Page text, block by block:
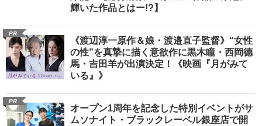
輝いた作品とはー!?】
PR
《渡辺淳一原作＆娘・渡邉直子監督》“女性
の性”を真摯に描く意欲作に黒木瞳・西岡德
馬・吉田羊が出演決定！《映画『月がみて
いる』》
PR
オープン1周年を記念した特別イベントがサ
ムソナイト・ブラックレーベル銀座店で開